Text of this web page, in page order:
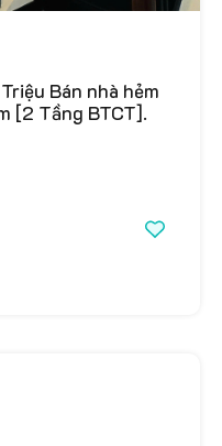
Bán nhà hẻm
[2 Tầng BTCT].